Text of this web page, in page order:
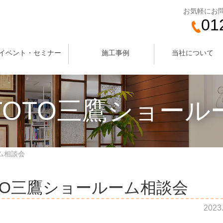
お気軽にお
ベント・セミナー 施工事例 当社について
三鷹ショール
相談会
鷹ショールーム相談会